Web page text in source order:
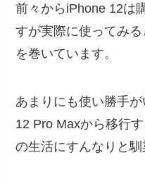
前々からiPhone 12は
すが実際に使ってみ
を巻いています。
あまりにも使い勝手
12 Pro Maxから移行
の生活にすんなりと馴